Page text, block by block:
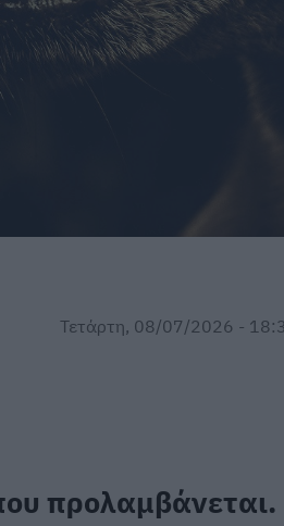
Τετάρτη, 08/07/2026 -
προλαμβάνεται.